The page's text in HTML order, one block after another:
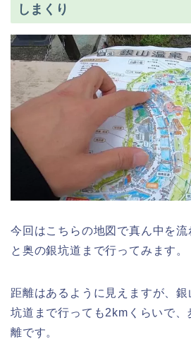
しまくり
今回はこちらの地図で真ん中を
と奥の銀坑道まで行ってみます。
距離はあるように見えますが、
坑道まで行っても2kmくらいで、
離です。